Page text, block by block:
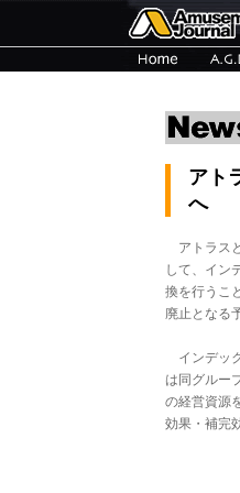
アト
へ
アトラス
して、イン
換を行うこ
廃止となる
インデッ
は同グルー
の経営資源
効果・補完